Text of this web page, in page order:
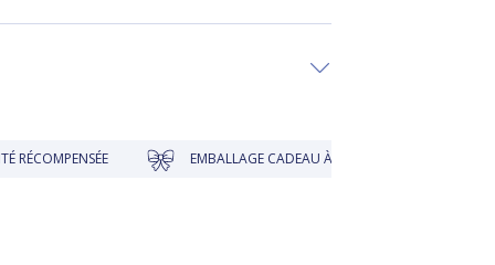
EMBALLAGE CADEAU À PRIX DOUX